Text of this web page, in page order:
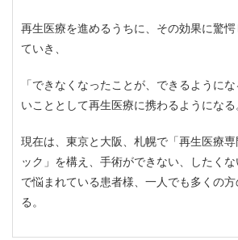
再生医療を進めるうちに、その効果に驚
ていき、
「できなくなったことが、できるように
いこととして再生医療に携わるようになる
現在は、東京と大阪、札幌で「再生医療
ック」を構え、手術ができない、したく
で悩まれている患者様、一人でも多くの
る。